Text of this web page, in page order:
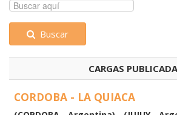
Buscar
CARGAS
CORDOBA - LA QUIACA